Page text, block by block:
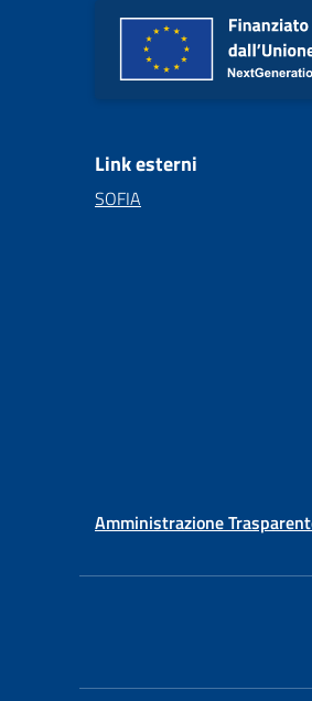
Link esterni
SOFIA
Amministrazione